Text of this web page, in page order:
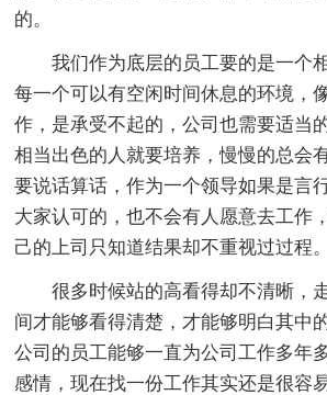
的。
我们作为底层的员工要的是一个
每一个可以有空闲时间休息的环境，
作，是承受不起的，公司也需要适当
相当出色的人就要培养，慢慢的总会
要说话算话，作为一个领导如果是言
大家认可的，也不会有人愿意去工作
己的上司只知道结果却不重视过过程。
很多时候站的高看得却不清晰，
间才能够看得清楚，才能够明白其中
公司的员工能够一直为公司工作多年
感情，现在找一份工作其实还是很容